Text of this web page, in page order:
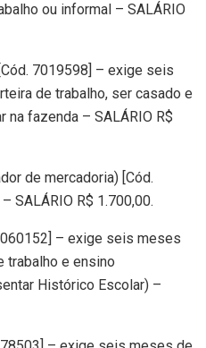
ou informal – SALÁRIO
7019598] – exige seis
de trabalho, ser casado e
na fazenda – SALÁRIO R$
de mercadoria) [Cód.
SALÁRIO R$ 1.700,00.
– exige seis meses
trabalho e ensino
Histórico Escolar) –